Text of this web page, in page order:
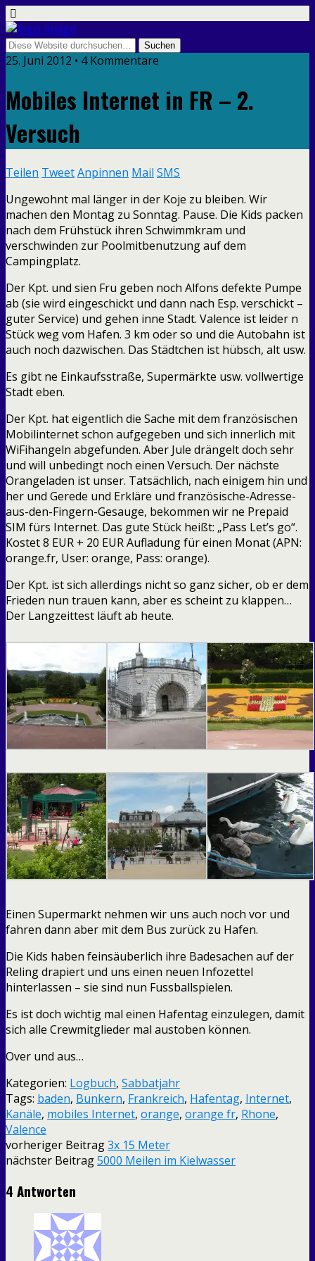
25. Juni 2012 • 4 Kommentare
Mobiles Internet in FR – 2.
Versuch
Teilen TweetAnpinnen Mail SMS
Ungewohnt mal länger in der Koje zu bleiben. Wir
machen den Montag zu Sonntag. Pause. Die Kids packen
nach dem Frühstück ihren Schwimmkram und
verschwinden zur Poolmitbenutzung auf dem
Campingplatz.
Der Kpt. und sien Fru geben noch Alfons defekte Pumpe
ab (sie wird eingeschickt und dann nach Esp. verschickt –
guter Service) und gehen inne Stadt. Valence ist leider n
Stück weg vom Hafen. 3 km oder so und die Autobahn ist
auch noch dazwischen. Das Städtchen ist hübsch, alt usw.
Es gibt ne Einkaufsstraße, Supermärkte usw. vollwertige
Stadt eben.
Der Kpt. hat eigentlich die Sache mit dem französischen
Mobilinternet schon aufgegeben und sich innerlich mit
WiFihangeln abgefunden. Aber Jule drängelt doch sehr
und will unbedingt noch einen Versuch. Der nächste
Orangeladen ist unser. Tatsächlich, nach einigem hin und
her und Gerede und Erkläre und französische-Adresse-
aus-den-Fingern-Gesauge, bekommen wir ne Prepaid
SIM fürs Internet. Das gute Stück heißt: „Pass Let’s go“.
Kostet 8 EUR + 20 EUR Aufladung für einen Monat (APN:
orange.fr, User: orange, Pass: orange).
Der Kpt. ist sich allerdings nicht so ganz sicher, ob er dem
Frieden nun trauen kann, aber es scheint zu klappen…
Der Langzeittest läuft ab heute.
Einen Supermarkt nehmen wir uns auch noch vor und
fahren dann aber mit dem Bus zurück zu Hafen.
Die Kids haben feinsäuberlich ihre Badesachen auf der
Reling drapiert und uns einen neuen Infozettel
hinterlassen – sie sind nun Fussballspielen.
Es ist doch wichtig mal einen Hafentag einzulegen, damit
sich alle Crewmitglieder mal austoben können.
Over und aus…
Kategorien: Logbuch, Sabbatjahr
Tags: baden, Bunkern, Frankreich, Hafentag, Internet,
Kanäle, mobiles Internet, orange, orange fr, Rhone,
Valence
vorheriger Beitrag3x 15 Meter
nächster Beitrag5000 Meilen im Kielwasser
4 Antworten